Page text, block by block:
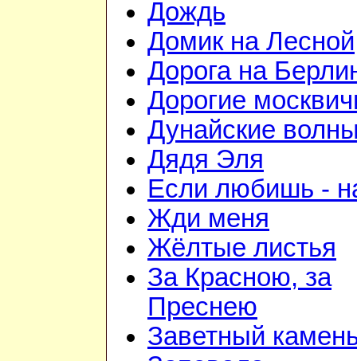
Дождь
Домик на Лесной
Дорога на
Дорогие
Дунайские
Дядя Эля
Если любишь -
Жди меня
Жёлтые листья
За Красною, за
Преснею
Заветный